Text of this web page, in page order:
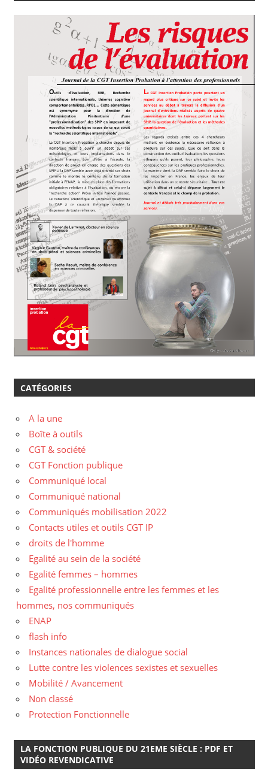
CATÉGORIES
A la une
Boîte à outils
CGT & société
CGT Fonction publique
Communiqué local
Communiqué national
Communiqués mobilisation 2022
Contacts utiles et outils CGT IP
droits de l'homme
Egalité au sein de la société
Egalité femmes – hommes
Egalité professionnelle entre les femmes et les
hommes, nos communiqués
ENAP
flash info
Instances nationales de dialogue social
Lutte contre les violences sexistes et sexuelles
Mobilité / Avancement
Non classé
Protection Fonctionnelle
LA FONCTION PUBLIQUE DU 21EME SIÈCLE : PDF ET
VIDÉO REVENDICATIVE